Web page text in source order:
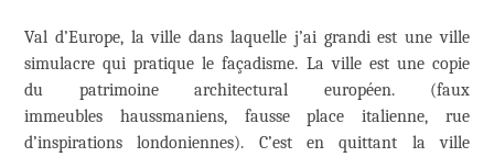
Val d’Europe, la ville dans laquelle j’ai grandi est une ville
simulacre qui pratique le façadisme. La ville est une copie
du patrimoine architectural européen. (faux
immeubles haussmaniens, fausse place italienne, rue
d’inspirations londoniennes). C’est en quittant la ville